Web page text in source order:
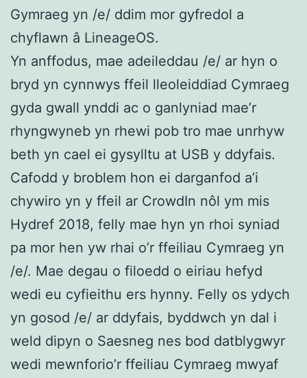
Gymraeg yn /e/ ddim mor gyfredol a
chyflawn â LineageOS.
Yn anffodus, mae adeileddau /e/ ar hyn o
bryd yn cynnwys ffeil lleoleiddiad Cymraeg
gyda gwall ynddi ac o ganlyniad mae’r
rhyngwyneb yn rhewi pob tro mae unrhyw
beth yn cael ei gysylltu at USB y ddyfais.
Cafodd y broblem hon ei darganfod a’i
chywiro yn y ffeil ar CrowdIn nôl ym mis
Hydref 2018, felly mae hyn yn rhoi syniad
pa mor hen yw rhai o’r ffeiliau Cymraeg yn
/e/. Mae degau o filoedd o eiriau hefyd
wedi eu cyfieithu ers hynny. Felly os ydych
yn gosod /e/ ar ddyfais, byddwch yn dal i
weld dipyn o Saesneg nes bod datblygwyr
wedi mewnforio’r ffeiliau Cymraeg mwyaf